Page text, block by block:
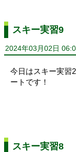
スキー実習9
2024年03月02日
今日はスキー実習
ートです！
スキー実習8